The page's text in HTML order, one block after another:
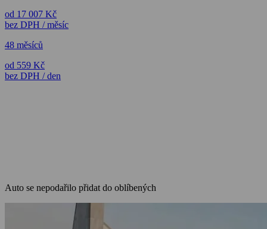
od 17 007 Kč
bez DPH / měsíc
48 měsíců
od 559 Kč
bez DPH / den
Auto se nepodařilo přidat do oblíbených